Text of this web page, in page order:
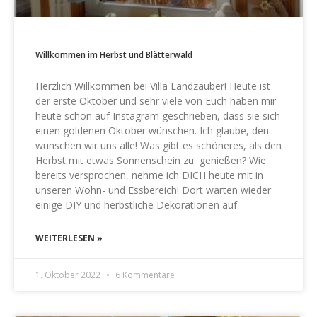
Willkommen im Herbst und Blätterwald
Herzlich Willkommen bei Villa Landzauber! Heute ist
der erste Oktober und sehr viele von Euch haben mir
heute schon auf Instagram geschrieben, dass sie sich
einen goldenen Oktober wünschen. Ich glaube, den
wünschen wir uns alle! Was gibt es schöneres, als den
Herbst mit etwas Sonnenschein zu genießen? Wie
bereits versprochen, nehme ich DICH heute mit in
unseren Wohn- und Essbereich! Dort warten wieder
einige DIY und herbstliche Dekorationen auf
WEITERLESEN »
1. Oktober 2022 6 Kommentare